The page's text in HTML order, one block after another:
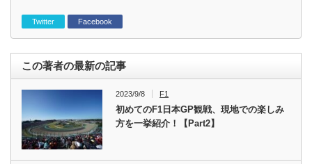
Twitter Facebook
この著者の最新の記事
2023/9/8 F1
初めてのF1日本GP観戦、現地での楽しみ
方を一挙紹介！【Part2】